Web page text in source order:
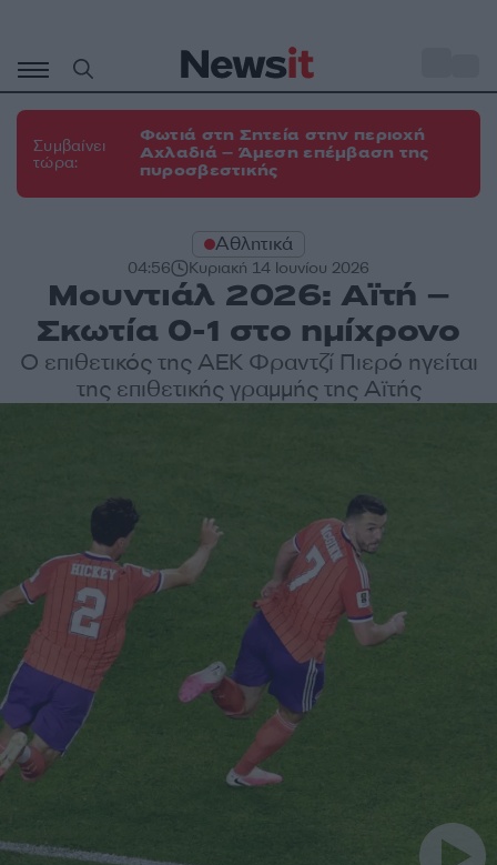
περιεχόμενο
Συμβαίνει
τώρα:
Φωτιά στη Σητεία στην περιοχή
Αχλαδιά – Άμεση επέμβαση της
πυροσβεστικής
Αθλητικά
04:56 Κυριακή 14 Ιουνίου 2026
Μουντιάλ 2026: Αϊτή –
Σκωτία 0-1 στο ημίχρονο
Ο επιθετικός της ΑΕΚ Φραντζί Πιερό ηγείται
της επιθετικής γραμμής της Αϊτής